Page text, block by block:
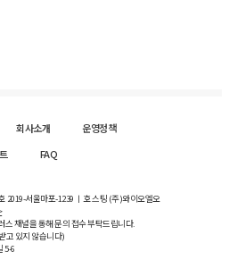
회사소개
운영정책
FAQ
2019-서울마포-1239 ㅣ 호스팅 (주)와이오엘오
채널을 통해 문의 접수 부탁드립니다.
고 있지 않습니다)
5-6